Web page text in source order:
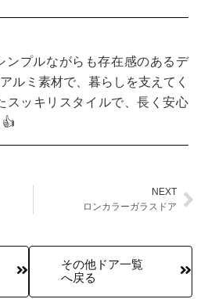
ンプルながらも存在感のあるデ
ルミ素材で、暮らしを支えてく
スッキリスタイルで、長く安心
NEXT
ロンカラーガラスドア
その他ドア一覧
へ戻る